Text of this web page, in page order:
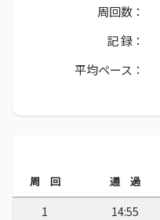
周回数：
記 録：
平均ペース：
周 回 通 過
1 14:55